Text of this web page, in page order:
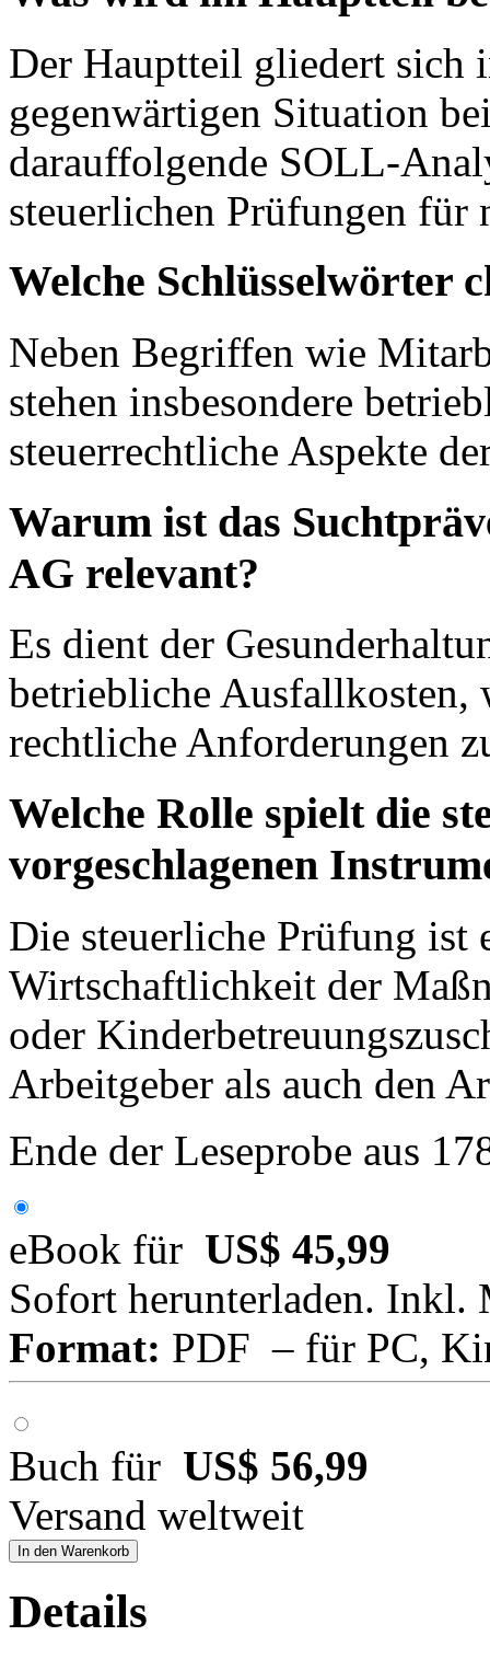
Der Hauptteil gliedert sich
gegenwärtigen Situation
darauffolgende SOLL-
steuerlichen Prüfungen für
Welche Schlüsselwörter
Neben Begriffen wie
stehen insbesondere
steuerrechtliche Aspekte
Warum ist das
AG relevant?
Es dient der
betriebliche Ausfallkosten,
rechtliche Anforderungen
Welche Rolle spielt die
vorgeschlagenen
Die steuerliche Prüfung ist
Wirtschaftlichkeit der
oder
Arbeitgeber als auch den
Ende der Leseprobe aus
eBook für US$ 45,99
Sofort herunterladen. Inkl.
Format: PDF – für PC,
Buch für US$ 56,99
Versand weltweit
In den Warenkorb
Details